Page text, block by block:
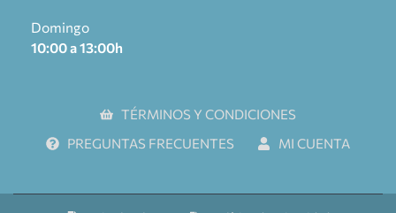
Domingo
10:00 a 13:00h
TÉRMINOS Y CONDICIONES
PREGUNTAS FRECUENTES
MI CUENTA